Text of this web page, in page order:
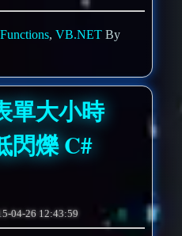
Functions,VB.NET By
單大小時
閃爍 C#
04-26 12:43:59